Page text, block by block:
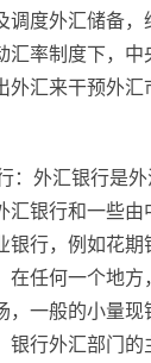
调度外汇储备
率制度下，中
外汇来干预外
：外汇银行是
汇银行和一些
银行，例如花
在任何一个地
，一般的小量
银行外汇部门